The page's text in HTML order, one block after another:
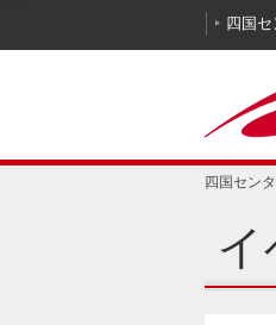
四国
四国セン
イ